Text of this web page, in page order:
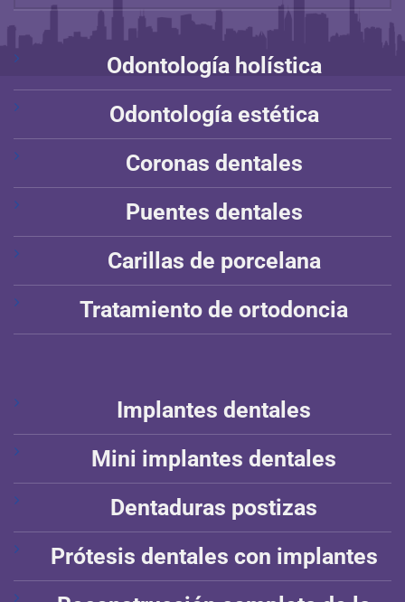
Odontología holística
Odontología estética
Coronas dentales
Puentes dentales
Carillas de porcelana
Tratamiento de ortodoncia
Implantes dentales
Mini implantes dentales
Dentaduras postizas
Prótesis dentales con implantes